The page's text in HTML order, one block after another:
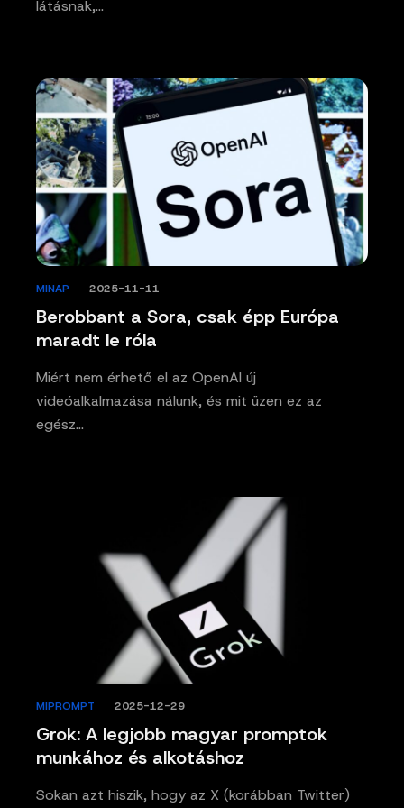
látásnak,…
Berobbant a Sora, csak épp Európa
maradt le róla
MINAP 2025-11-11
Miért nem érhető el az OpenAI új
videóalkalmazása nálunk, és mit üzen ez az
egész…
Grok: A legjobb magyar promptok
munkához és alkotáshoz
MIPROMPT 2025-12-29
Sokan azt hiszik, hogy az X (korábban Twitter)